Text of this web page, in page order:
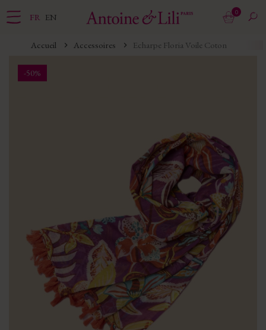
FR EN 0
Accueil Accessoires Echarpe Floria Voile Coton
-50%